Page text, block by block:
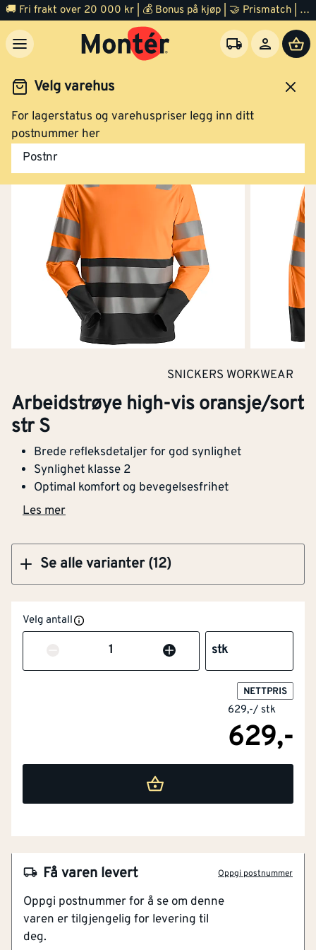
🚚 Fri frakt over 20 000 kr | 💰 Bonus på kjøp | 🤝 Prismatch | ⭐ 100% fornøyd garanti | 🏪 140 byggevarehus
Velg varehus
For lagerstatus og varehuspriser legg inn ditt
postnummer her
Postnr
og verneutstyr
SNICKERS WORKWEAR
Arbeidstrøye high-vis oransje/sort
str S
Brede refleksdetaljer for god synlighet
Synlighet klasse 2
Optimal komfort og bevegelsesfrihet
Les mer
Se alle varianter (12)
Arbeidstrøye high-vis oransje/sort str 3XL
Klikk og hent
Arbeidstrøye high-vis gul/sort str 3XL
Kjøp
Arbeidstrøye high-vis oransje/sort str S
Arbeidstrøye high-vis oransje/sort str XL
Kjøp
Velg antall
Antall stk
NETTPRIS
629,-/ stk
629,-
Få varen levert Oppgi postnummer
Oppgi postnummer for å se om denne
varen er tilgjengelig for levering til
deg.
Brede refleksdetaljer for god synlighet
Optimal komfort og bevegelsesfrihet
Strategisk plasserte mørke områder skjuler skitt
(signalfarger)
Barnemodell Nei
Engangsversjon
Engangsutførelse Nei
Materiale